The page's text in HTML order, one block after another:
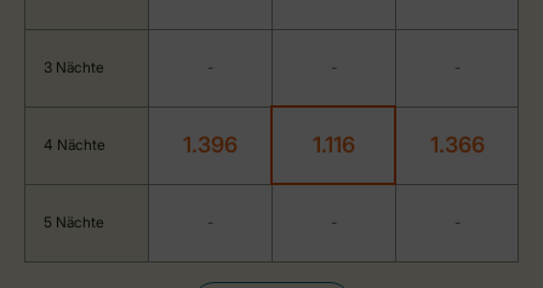
3 Nächte - - -
4 Nächte 1.396 1.116 1.366
5 Nächte - - -